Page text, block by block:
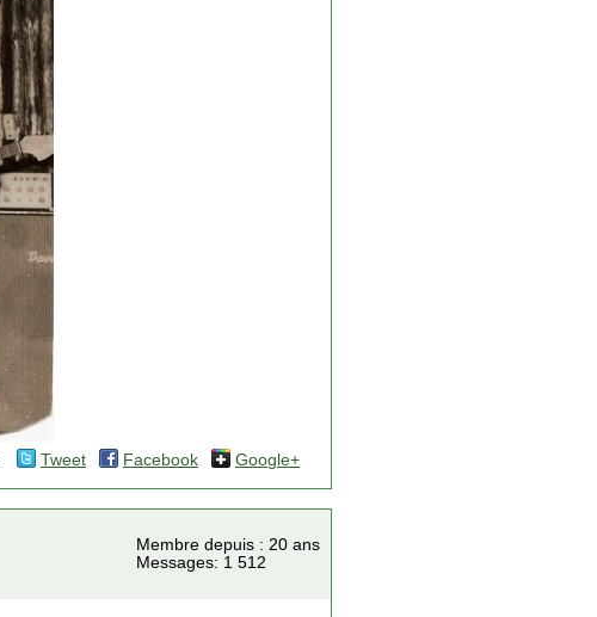
Tweet Facebook Google+
Membre depuis : 20 ans
Messages: 1 512